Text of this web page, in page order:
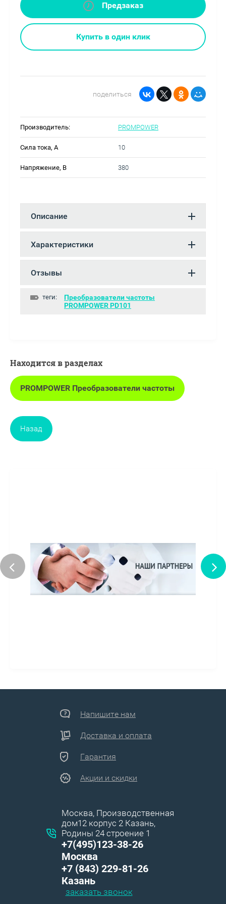
Предзаказ
Купить в один клик
поделиться
Производитель: PROMPOWER
Сила тока, А 10
Напряжение, В 380
Описание
Характеристики
Отзывы
теги:
Преобразователи частоты
PROMPOWER PD101
Находится в разделах
PROMPOWER Преобразователи частоты
Назад
Напишите нам
Доставка и оплата
Гарантия
Акции и скидки
Москва, Производственная
дом12 корпус 2 Казань,
Родины 24 строение 1
+7(495)123-38-26
Москва
+7 (843) 229-81-26
Казань
заказать звонок